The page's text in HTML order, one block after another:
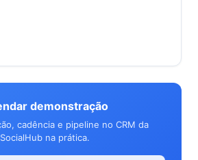
demonstração
cadência e pipeline no CRM da
SocialHub na prática.